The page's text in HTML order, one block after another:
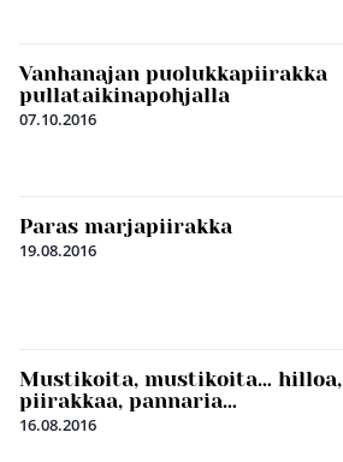
Vanhanajan puolukkapiirakka
pullataikinapohjalla
07.10.2016
Paras marjapiirakka
19.08.2016
Mustikoita, mustikoita… hilloa,
piirakkaa, pannaria…
16.08.2016